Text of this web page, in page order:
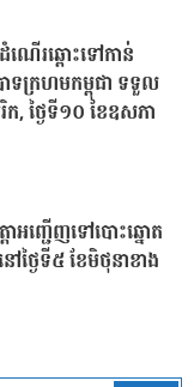
ណើរឆ្ពោះទៅកាន់
ាទក្រហមកម្ពុជា ទទួល
, ថ្ងៃទី១០ ខែឧសភា
តាអញ្ជើញទៅបោះឆ្នោត
ថ្ងៃទី៥ ខែមិថុនាខាង